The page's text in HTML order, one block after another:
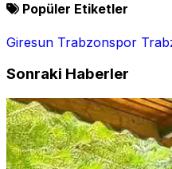
Popüler Etiketler
Giresun Trabzonspor
Sonraki Haberler